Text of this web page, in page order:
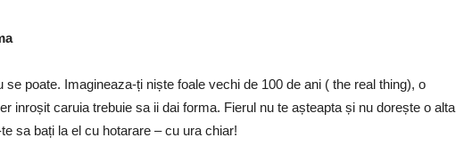
se poate. Imagineaza-ți niște foale vechi de 100 de ani ( the real thing), o
inroșit caruia trebuie sa ii dai forma. Fierul nu te așteapta și nu dorește o alta
sa bați la el cu hotarare – cu ura chiar!